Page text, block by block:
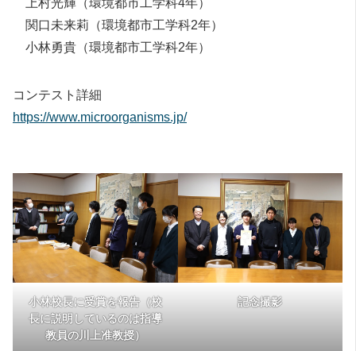
関口未来莉（環境都市工学科2年）
小林勇貴（環境都市工学科2年）
コンテスト詳細
https://www.microorganisms.jp/
小林校長に受賞を報告（校
長に説明しているのは指導
教員の川上准教授）
記念撮影